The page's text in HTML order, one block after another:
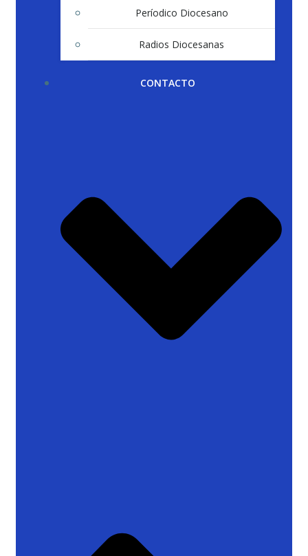
Períodico Diocesano
Radios Diocesanas
CONTACTO